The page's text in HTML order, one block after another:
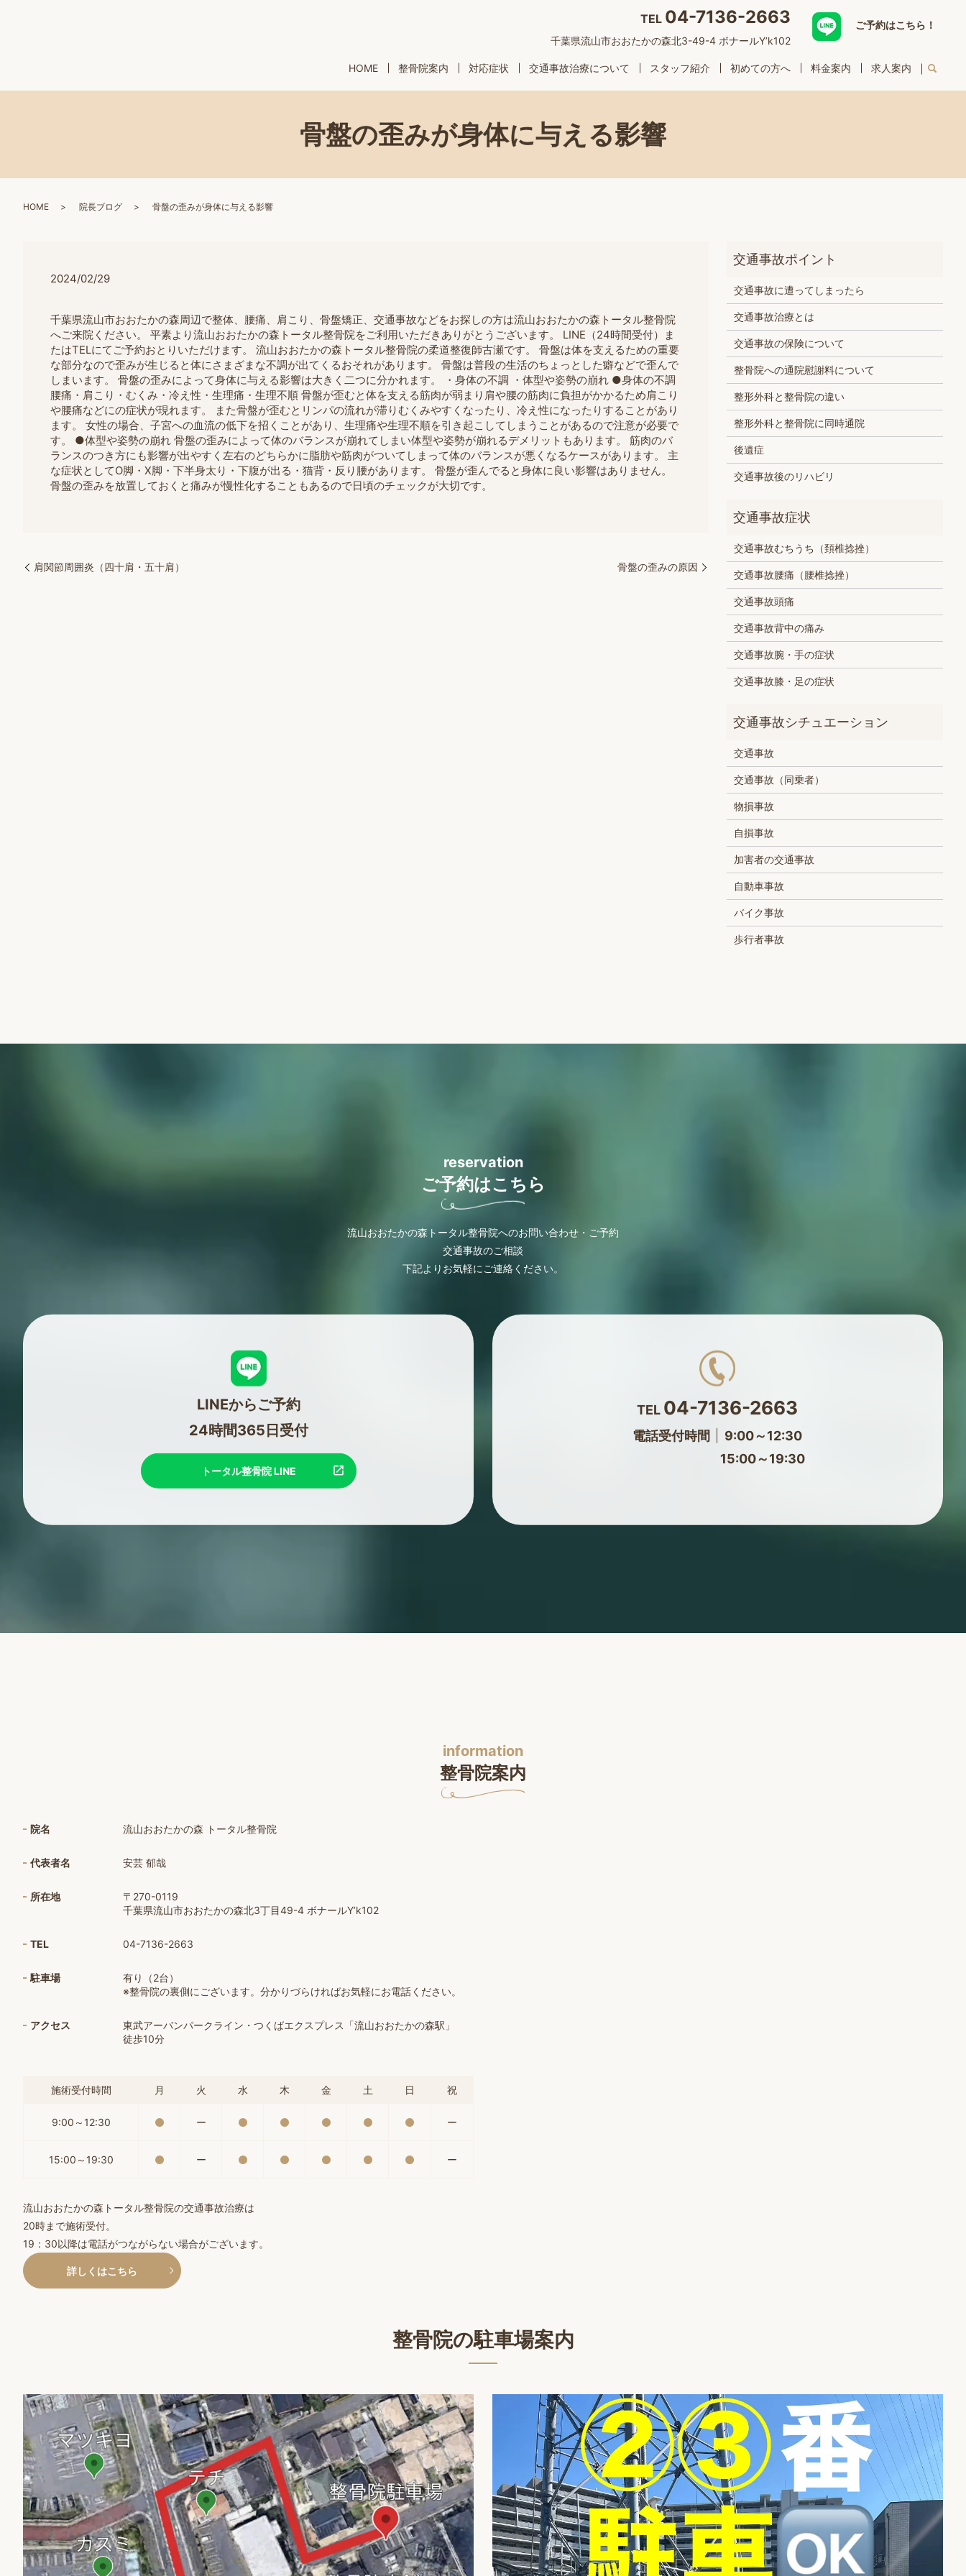
TEL 04-7136-2663
千葉県流山市おおたかの森北3-49-4 ボナールY’k102
ご予約はこちら！
HOME 整骨院案内 対応症状 交通事故治療について スタッフ紹介 初めての方へ 料金案内 求人案内
骨盤の歪みが身体に与える影響
HOME 院長ブログ 骨盤の歪みが身体に与える影響
2024/02/29
千葉県流山市おおたかの森周辺で整体、腰痛、肩こり、骨盤矯正、交通事故などをお探しの方は流山おおたかの森トータル整骨院
へご来院ください。 平素より流山おおたかの森トータル整骨院をご利用いただきありがとうございます。 LINE（24時間受付）ま
たはTELにてご予約おとりいただけます。 流山おおたかの森トータル整骨院の柔道整復師古瀬です。 骨盤は体を支えるための重要
な部分なので歪みが生じると体にさまざまな不調が出てくるおそれがあります。 骨盤は普段の生活のちょっとした癖などで歪んで
しまいます。 骨盤の歪みによって身体に与える影響は大きく二つに分かれます。 ・身体の不調 ・体型や姿勢の崩れ ●身体の不調
腰痛・肩こり・むくみ・冷え性・生理痛・生理不順 骨盤が歪むと体を支える筋肉が弱まり肩や腰の筋肉に負担がかかるため肩こり
や腰痛などにの症状が現れます。 また骨盤が歪むとリンパの流れが滞りむくみやすくなったり、冷え性になったりすることがあり
ます。 女性の場合、子宮への血流の低下を招くことがあり、生理痛や生理不順を引き起こしてしまうことがあるので注意が必要で
す。 ●体型や姿勢の崩れ 骨盤の歪みによって体のバランスが崩れてしまい体型や姿勢が崩れるデメリットもあります。 筋肉のバ
ランスのつき方にも影響が出やすく左右のどちらかに脂肪や筋肉がついてしまって体のバランスが悪くなるケースがあります。 主
な症状としてO脚・X脚・下半身太り・下腹が出る・猫背・反り腰があります。 骨盤が歪んでると身体に良い影響はありません。
骨盤の歪みを放置しておくと痛みが慢性化することもあるので日頃のチェックが大切です。
肩関節周囲炎（四十肩・五十肩） 骨盤の歪みの原因
交通事故に遭ってしまったら
交通事故治療とは
交通事故の保険について
整骨院への通院慰謝料について
整形外科と整骨院の違い
整形外科と整骨院に同時通院
後遺症
交通事故後のリハビリ
交通事故むちうち（頚椎捻挫）
交通事故腰痛（腰椎捻挫）
交通事故頭痛
交通事故背中の痛み
交通事故腕・手の症状
交通事故膝・足の症状
交通事故
交通事故（同乗者）
物損事故
自損事故
加害者の交通事故
自動車事故
バイク事故
歩行者事故
reservation
ご予約はこちら
流山おおたかの森トータル整骨院へのお問い合わせ・ご予約
交通事故のご相談
下記よりお気軽にご連絡ください。
LINEからご予約
24時間365日受付
トータル整骨院 LINE
TEL 04-7136-2663
電話受付時間
9:00～12:30
15:00～19:30
information
整骨院案内
院名 流山おおたかの森 トータル整骨院
代表者名 安芸 郁哉
所在地
〒270-0119
千葉県流山市おおたかの森北3丁目49-4 ボナールY’k102
TEL 04-7136-2663
駐車場
有り（2台）
※整骨院の裏側にございます。分かりづらければお気軽にお電話ください。
アクセス
東武アーバンパークライン・つくばエクスプレス「流山おおたかの森駅」
徒歩10分
施術受付時間 月 火 水 木 金 土 日 祝
9:00～12:30 ー ー
15:00～19:30 ー ー
流山おおたかの森トータル整骨院の交通事故治療は
20時まで施術受付。
19：30以降は電話がつながらない場合がございます。
詳しくはこちら
整骨院の駐車場案内